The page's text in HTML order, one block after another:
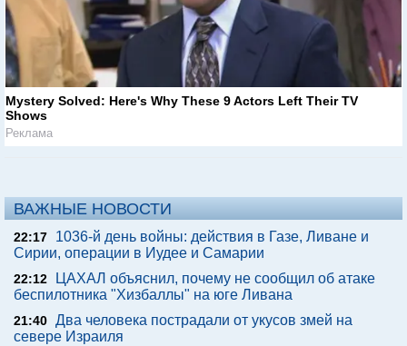
Mystery Solved: Here's Why These 9 Actors Left Their TV
Shows
Реклама
ВАЖНЫЕ НОВОСТИ
22:17
1036-й день войны: действия в Газе, Ливане и
Сирии, операции в Иудее и Самарии
22:12
ЦАХАЛ объяснил, почему не сообщил об атаке
беспилотника "Хизбаллы" на юге Ливана
21:40 Два человека пострадали от укусов змей на
севере Израиля